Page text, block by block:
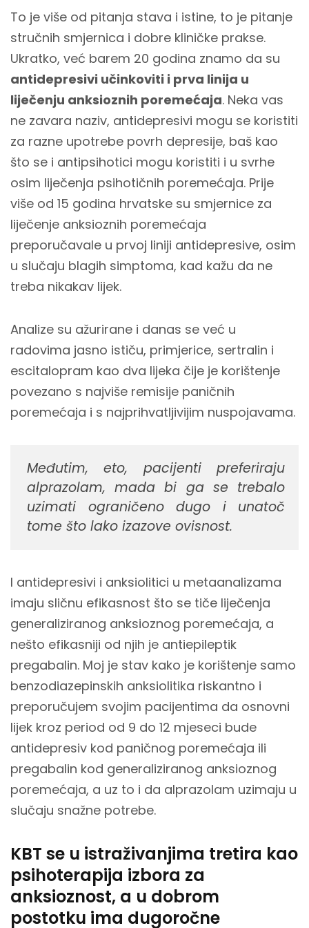
To je više od pitanja stava i istine, to je pitanje
stručnih smjernica i dobre kliničke prakse.
Ukratko, već barem 20 godina znamo da su
antidepresivi učinkoviti i prva linija u
liječenju anksioznih poremećaja. Neka vas
ne zavara naziv, antidepresivi mogu se koristiti
za razne upotrebe povrh depresije, baš kao
što se i antipsihotici mogu koristiti i u svrhe
osim liječenja psihotičnih poremećaja. Prije
više od 15 godina hrvatske su smjernice za
liječenje anksioznih poremećaja
preporučavale u prvoj liniji antidepresive, osim
u slučaju blagih simptoma, kad kažu da ne
treba nikakav lijek.
Analize su ažurirane i danas se već u
radovima jasno ističu, primjerice, sertralin i
escitalopram kao dva lijeka čije je korištenje
povezano s najviše remisije paničnih
poremećaja i s najprihvatljivijim nuspojavama.
Međutim, eto, pacijenti preferiraju
alprazolam, mada bi ga se trebalo
uzimati ograničeno dugo i unatoč
tome što lako izazove ovisnost.
I antidepresivi i anksiolitici u metaanalizama
imaju sličnu efikasnost što se tiče liječenja
generaliziranog anksioznog poremećaja, a
nešto efikasniji od njih je antiepileptik
pregabalin. Moj je stav kako je korištenje samo
benzodiazepinskih anksiolitika riskantno i
preporučujem svojim pacijentima da osnovni
lijek kroz period od 9 do 12 mjeseci bude
antidepresiv kod paničnog poremećaja ili
pregabalin kod generaliziranog anksioznog
poremećaja, a uz to i da alprazolam uzimaju u
slučaju snažne potrebe.
KBT se u istraživanjima tretira kao
psihoterapija izbora za
anksioznost, a u dobrom
postotku ima dugoročne